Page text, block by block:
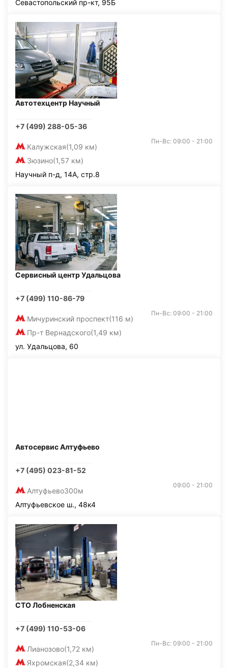
Севастопольский пр-кт, 95Б
Автотехцентр Научный
+7 (499) 288-05-36
Калужская(1,09 км)
Зюзино(1,57 км)
Пн-Вс: 09:00 - 21:00
Научный п-д, 14А, стр.8
Сервисный центр Удальцова
+7 (499) 110-86-79
Мичуринский проспект(116 м)
Пр-т Вернадского(1,49 км)
Пн-Вс: 09:00 - 21:00
ул. Удальцова, 60
Автосервис Алтуфьево
+7 (495) 023-81-52
Алтуфьево300м
09:00 - 21:00
Алтуфьевское ш., 48к4
СТО Лобненская
+7 (499) 110-53-06
Лианозово(1,72 км)
Яхромская(2,34 км)
Пн-Вс: 09:00 - 21:00